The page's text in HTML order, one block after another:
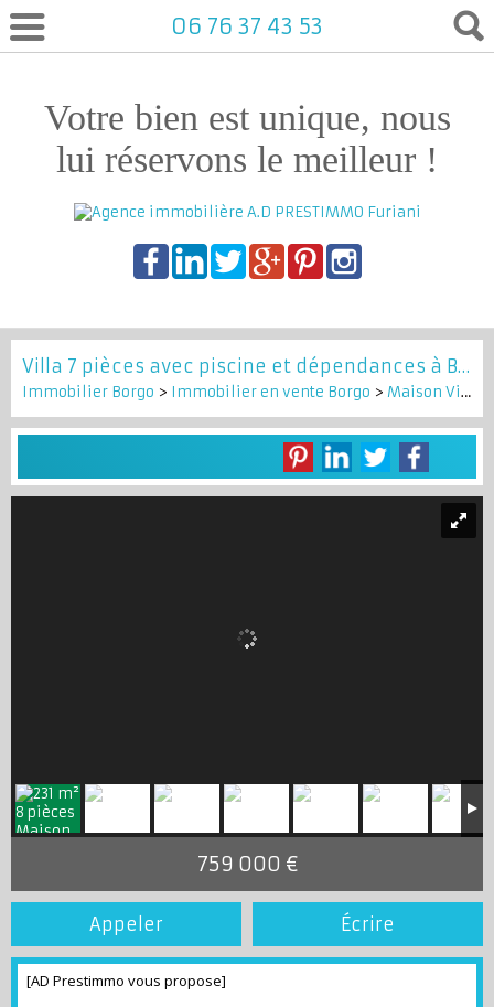
Votre bien est unique, nous
lui réservons le meilleur !
06 76 37 43 53
Villa 7 pièces avec piscine et dépendances à BORGO
Immobilier Borgo > Immobilier en vente Borgo > Maison Villa en vente Borgo
759 000 €
Appeler Écrire
[AD Prestimmo vous propose]